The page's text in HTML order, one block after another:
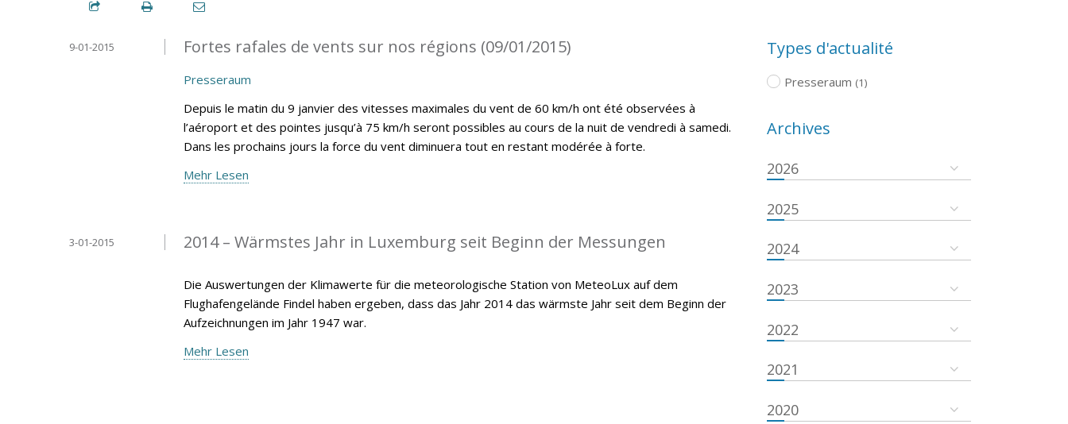
Fortes rafales de vents sur nos régions (09/01/2015)
9-01-2015
Presseraum
Depuis le matin du 9 janvier des vitesses maximales du vent de 60 km/h ont été observées à
l’aéroport et des pointes jusqu’à 75 km/h seront possibles au cours de la nuit de vendredi à samedi.
Dans les prochains jours la force du vent diminuera tout en restant modérée à forte.
Mehr Lesen
2014 – Wärmstes Jahr in Luxemburg seit Beginn der Messungen
3-01-2015
Die Auswertungen der Klimawerte für die meteorologische Station von MeteoLux auf dem
Flughafengelände Findel haben ergeben, dass das Jahr 2014 das wärmste Jahr seit dem Beginn der
Aufzeichnungen im Jahr 1947 war.
Mehr Lesen
Types d'actualité
Presseraum (1)
Archives
2026
2025
2024
2023
2022
2021
2020